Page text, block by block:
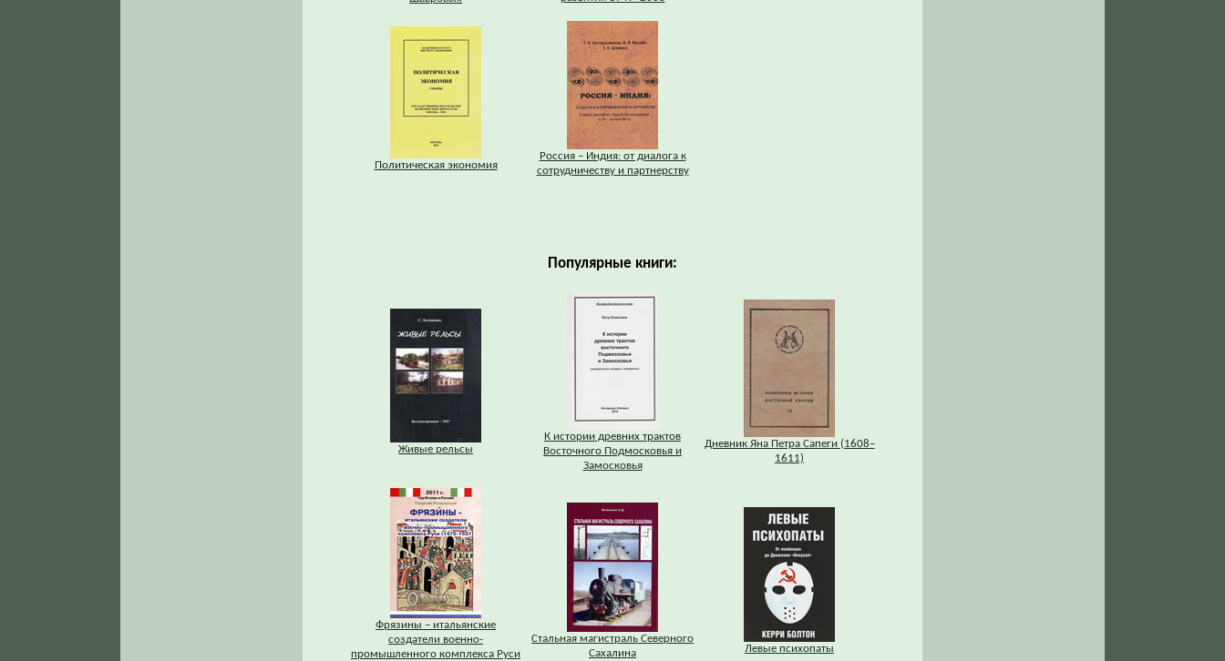
Политическая экономия
Россия – Индия: от диалога к
сотрудничеству и партнерству
Популярные книги:
Живые рельсы
К истории древних трактов
Восточного Подмосковья и
Замосковья
Дневник Яна Петра Сапеги (1608–
1611)
Фрязины – итальянские
создатели военно-
промышленного комплекса Руси
Стальная магистраль Северного
Сахалина
Левые психопаты